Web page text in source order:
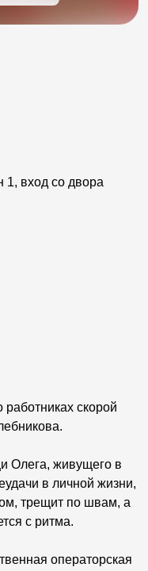
вход со двора
скорой
Олега, живущего в
в личной жизни,
трещит по швам, а
с ритма.
операторская